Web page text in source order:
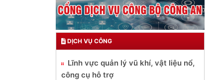
DỊCH VỤ CÔNG
Lĩnh vực quản lý vũ khí, vật liệu nổ,
công cụ hỗ trợ